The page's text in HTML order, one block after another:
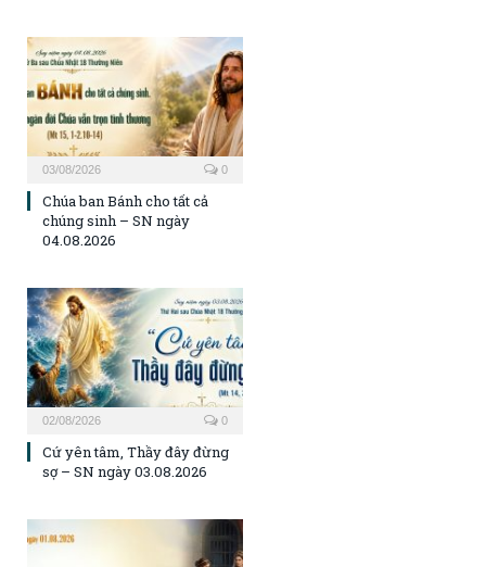
03/08/2026 0
Chúa ban Bánh cho tất cả
chúng sinh – SN ngày
04.08.2026
02/08/2026 0
Cứ yên tâm, Thầy đây đừng
sợ – SN ngày 03.08.2026